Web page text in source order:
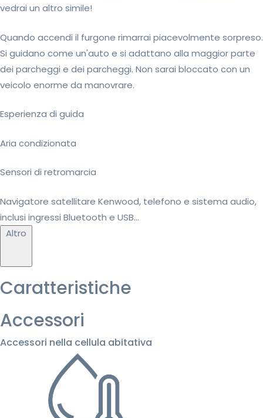
vedrai un altro simile!
Quando accendi il furgone rimarrai piacevolmente sorpreso.
Si guidano come un'auto e si adattano alla maggior parte
dei parcheggi e dei parcheggi. Non sarai bloccato con un
veicolo enorme da manovrare.
Esperienza di guida
Aria condizionata
Sensori di retromarcia
Navigatore satellitare Kenwood, telefono e sistema audio,
inclusi ingressi Bluetooth e USB...
Altro
Caratteristiche
Accessori
Accessori nella cellula abitativa